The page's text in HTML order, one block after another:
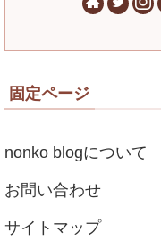
固定ページ
nonko blogについて
お問い合わせ
サイトマップ